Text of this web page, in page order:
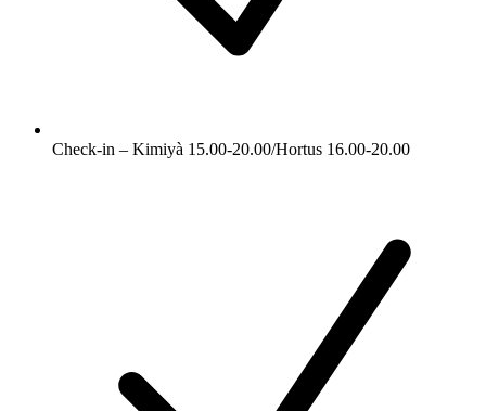
Check-in – Kimiyà 15.00-20.00/Hortus 16.00-20.00